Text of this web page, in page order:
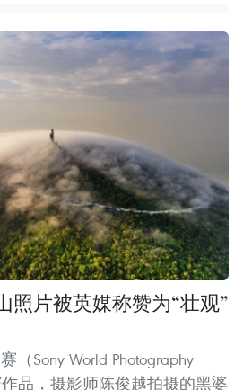
照片被英媒称赞为“壮观”
（Sony World Photography
品，摄影师陈俊越拍摄的黑婆